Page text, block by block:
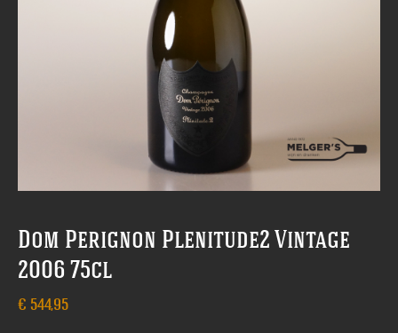
Dom Perignon Plenitude2 Vintage
2006 75cl
€ 544,95